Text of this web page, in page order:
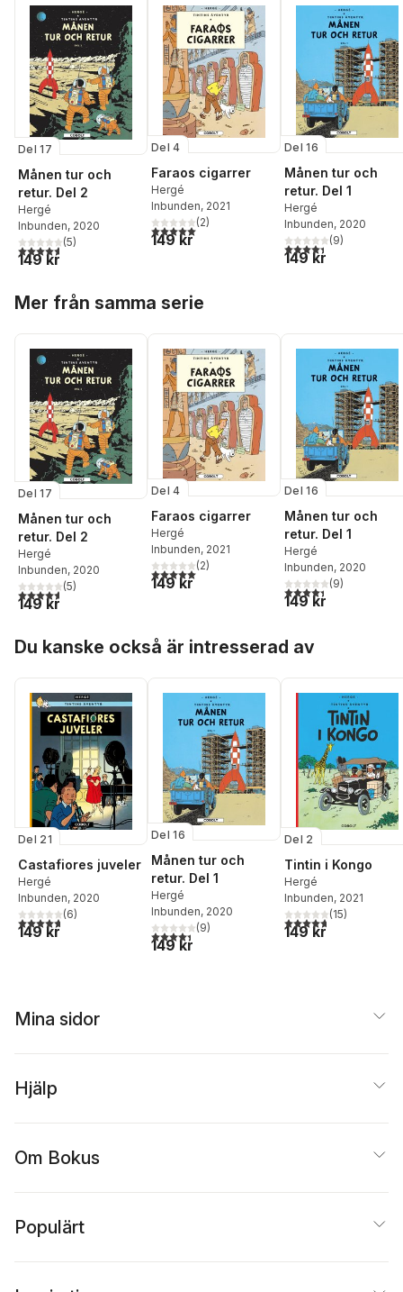
Del 17
Månen tur och
retur. Del 2
Hergé
Inbunden, 2020
4,6utav 5 stjärnor. Totalt antal röster:
(5)
149 kr
Del 4
Faraos cigarrer
Hergé
Inbunden, 2021
5,0utav 5 stjärnor. Totalt antal röster:
(2)
149 kr
Del 16
Månen tur och
retur. Del 1
Hergé
Inbunden, 2020
4,4utav 5 stjärnor.
(9)
149 kr
Mer från samma serie
Del 17
Månen tur och
retur. Del 2
Hergé
Inbunden, 2020
4,6utav 5 stjärnor. Totalt antal röster:
(5)
149 kr
Del 4
Faraos cigarrer
Hergé
Inbunden, 2021
5,0utav 5 stjärnor. Totalt antal röster:
(2)
149 kr
Del 16
Månen tur och
retur. Del 1
Hergé
Inbunden, 2020
4,4utav 5 stjärnor.
(9)
149 kr
Du kanske också är intresserad av
Del 21
Castafiores juveler
Hergé
Inbunden, 2020
4,7utav 5 stjärnor. Totalt antal röster:
(6)
149 kr
Del 16
Månen tur och
retur. Del 1
Hergé
Inbunden, 2020
4,4utav 5 stjärnor. Totalt antal röster:
(9)
149 kr
Del 2
Tintin i Kongo
Hergé
Inbunden, 2021
4,7utav 5 stjärnor.
(15)
149 kr
Mina sidor
Hjälp
Om Bokus
Populärt